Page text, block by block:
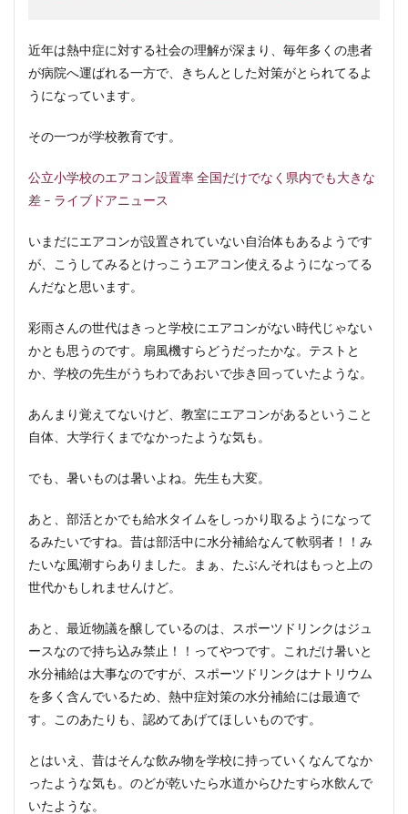
近年は熱中症に対する社会の理解が深まり、毎年多くの患者
が病院へ運ばれる一方で、きちんとした対策がとられてるよ
うになっています。
その一つが学校教育です。
公立小学校のエアコン設置率 全国だけでなく県内でも大きな
差 – ライブドアニュース
いまだにエアコンが設置されていない自治体もあるようです
が、こうしてみるとけっこうエアコン使えるようになってる
んだなと思います。
彩雨さんの世代はきっと学校にエアコンがない時代じゃない
かとも思うのです。扇風機すらどうだったかな。テストと
か、学校の先生がうちわであおいで歩き回っていたような。
あんまり覚えてないけど、教室にエアコンがあるということ
自体、大学行くまでなかったような気も。
でも、暑いものは暑いよね。先生も大変。
あと、部活とかでも給水タイムをしっかり取るようになって
るみたいですね。昔は部活中に水分補給なんて軟弱者！！み
たいな風潮すらありました。まぁ、たぶんそれはもっと上の
世代かもしれませんけど。
あと、最近物議を醸しているのは、スポーツドリンクはジュ
ースなので持ち込み禁止！！ってやつです。これだけ暑いと
水分補給は大事なのですが、スポーツドリンクはナトリウム
を多く含んでいるため、熱中症対策の水分補給には最適で
す。このあたりも、認めてあげてほしいものです。
とはいえ、昔はそんな飲み物を学校に持っていくなんてなか
ったような気も。のどが乾いたら水道からひたすら水飲んで
いたような。